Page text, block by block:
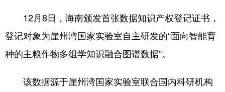
12月8日，海南颁发首张数据知识产权登记证书，
登记对象为崖州湾国家实验室自主研发的“面向智能育
种的主粮作物多组学知识融合图谱数据”。
该数据源于崖州湾国家实验室联合国内科研机构